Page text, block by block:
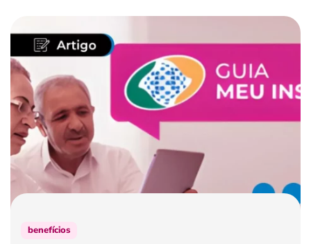
benefícios
crédito fácil
últimas notícias
ferramentas
benefícios